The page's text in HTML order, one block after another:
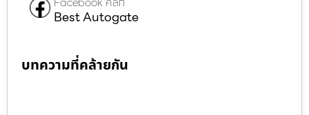
Best Autogate
บทความที่คล้ายกัน